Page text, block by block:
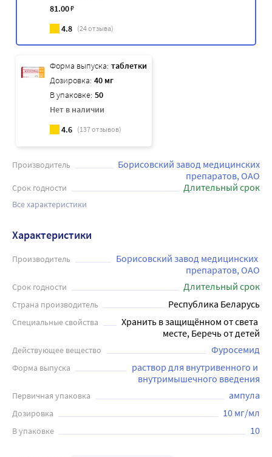
81.00₽
4.8 (24отзыва)
Форма выпуска: таблетки
Дозировка: 40 мг
В упаковке: 50
Нет в наличии
4.6 (137отзывов)
Производитель
Борисовский завод медицинских
препаратов, ОАО
Срок годности Длительный срок
Все характеристики
Характеристики
Производитель
Борисовский завод медицинских
препаратов, ОАО
Срок годности Длительный срок
Страна производитель Республика Беларусь
Специальные свойства
Хранить в защищённом от света
месте, Беречь от детей
Действующее вещество Фуросемид
Форма выпуска
раствор для внутривенного и
внутримышечного введения
Первичная упаковка ампула
Дозировка 10 мг/мл
В упаковке 10